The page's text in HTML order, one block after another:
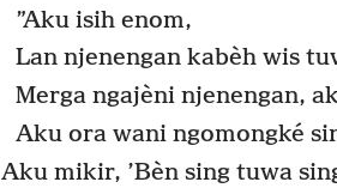
”Aku isih enom,
Lan njenengan kabèh wis
Merga ngajèni njenengan,
Aku ora wani ngomongké
Aku mikir, ’Bèn sing tuwa